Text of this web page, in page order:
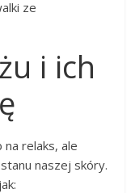
ze
i ich
relaks, ale
naszej skóry.